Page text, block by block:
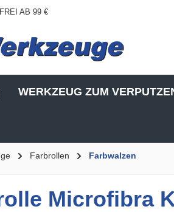
springen
AB 99 €
WERKZEUG ZUM
Farbrollen Farbwalzen
Microfibra